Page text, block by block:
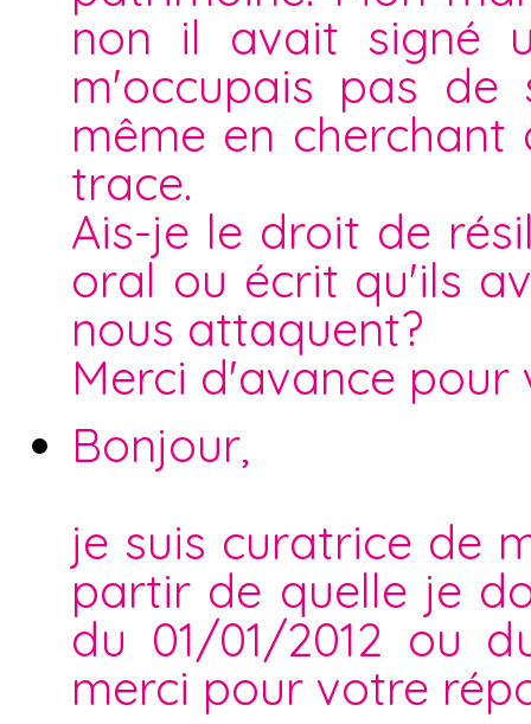
non il avait signé
m'occupais pas
même en
trace.
Ais-je le droit de
oral ou écrit qu'ils
nous attaquent?
Merci d'avance pour
Bonjour,
je suis curatrice de
partir de quelle je
du 01/01/2012 ou
merci pour votre